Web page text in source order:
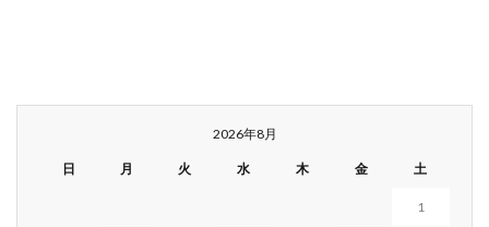
2026年8月
日 月 火 水 木 金 土
1